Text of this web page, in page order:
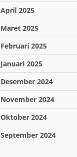
April 2025
Maret 2025
Februari 2025
Januari 2025
Desember 2024
November 2024
Oktober 2024
September 2024